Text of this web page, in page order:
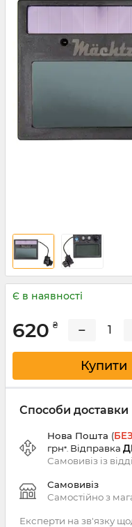
Є в наявності
620 ₴ −
Купити
Способи доставки
Нова Пошта (
грн*. Відправка
Самовивіз із
Самовивіз
Самостійно з
Експерти на зв'язку